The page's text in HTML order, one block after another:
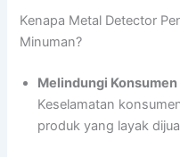
Kenapa Metal Detector
Minuman?
Melindungi Konsumen
Keselamatan
produk yang layak